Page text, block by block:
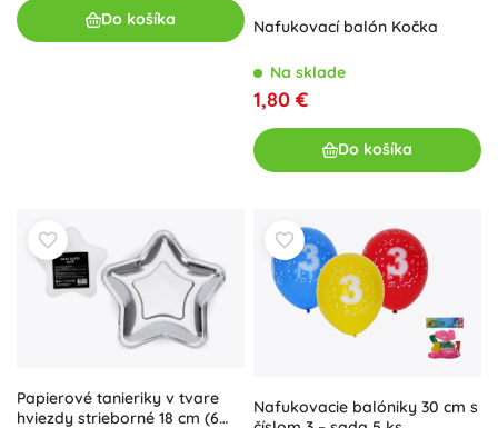
Do košíka Nafukovací balón Kočka
Na sklade
1,80 €
Do košíka
Papierové tanieriky v tvare
hviezdy strieborné 18 cm (6
Nafukovacie balóniky 30 cm s